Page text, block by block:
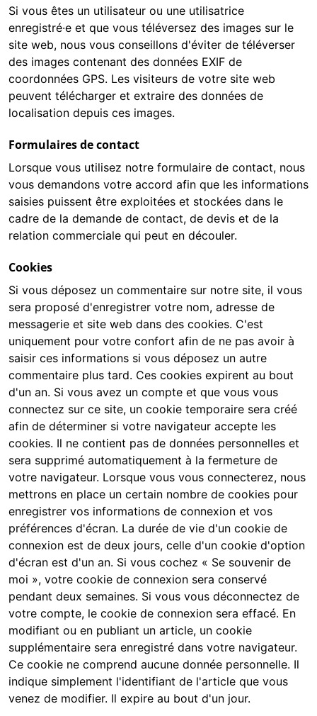
Si vous êtes un utilisateur ou une utilisatrice
enregistré·e et que vous téléversez des images sur le
site web, nous vous conseillons d'éviter de téléverser
des images contenant des données EXIF de
coordonnées GPS. Les visiteurs de votre site web
peuvent télécharger et extraire des données de
localisation depuis ces images.
Formulaires de contact
Lorsque vous utilisez notre formulaire de contact, nous
vous demandons votre accord afin que les informations
saisies puissent être exploitées et stockées dans le
cadre de la demande de contact, de devis et de la
relation commerciale qui peut en découler.
Cookies
Si vous déposez un commentaire sur notre site, il vous
sera proposé d'enregistrer votre nom, adresse de
messagerie et site web dans des cookies. C'est
uniquement pour votre confort afin de ne pas avoir à
saisir ces informations si vous déposez un autre
commentaire plus tard. Ces cookies expirent au bout
d'un an. Si vous avez un compte et que vous vous
connectez sur ce site, un cookie temporaire sera créé
afin de déterminer si votre navigateur accepte les
cookies. Il ne contient pas de données personnelles et
sera supprimé automatiquement à la fermeture de
votre navigateur. Lorsque vous vous connecterez, nous
mettrons en place un certain nombre de cookies pour
enregistrer vos informations de connexion et vos
préférences d'écran. La durée de vie d'un cookie de
connexion est de deux jours, celle d'un cookie d'option
d'écran est d'un an. Si vous cochez « Se souvenir de
moi », votre cookie de connexion sera conservé
pendant deux semaines. Si vous vous déconnectez de
votre compte, le cookie de connexion sera effacé. En
modifiant ou en publiant un article, un cookie
supplémentaire sera enregistré dans votre navigateur.
Ce cookie ne comprend aucune donnée personnelle. Il
indique simplement l'identifiant de l'article que vous
venez de modifier. Il expire au bout d'un jour.